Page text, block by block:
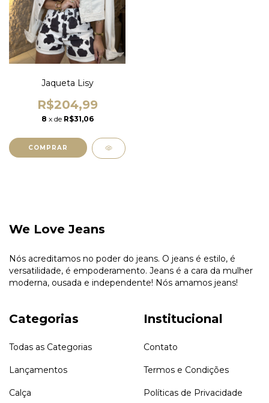
Jaqueta Lisy
R$204,99
8 x de R$31,06
COMPRAR
We Love Jeans
Nós acreditamos no poder do jeans. O jeans é estilo, é
versatilidade, é empoderamento. Jeans é a cara da mulher
moderna, ousada e independente! Nós amamos jeans!
Categorias
Todas as Categorias
Lançamentos
Calça
Institucional
Contato
Termos e Condições
Políticas de Privacidade